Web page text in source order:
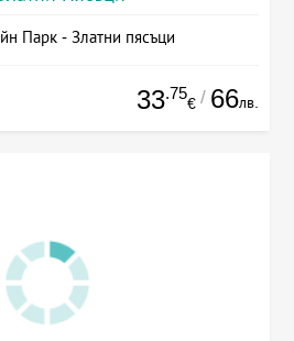
Парк - Златни пясъци
33.75
€ / 66лв.